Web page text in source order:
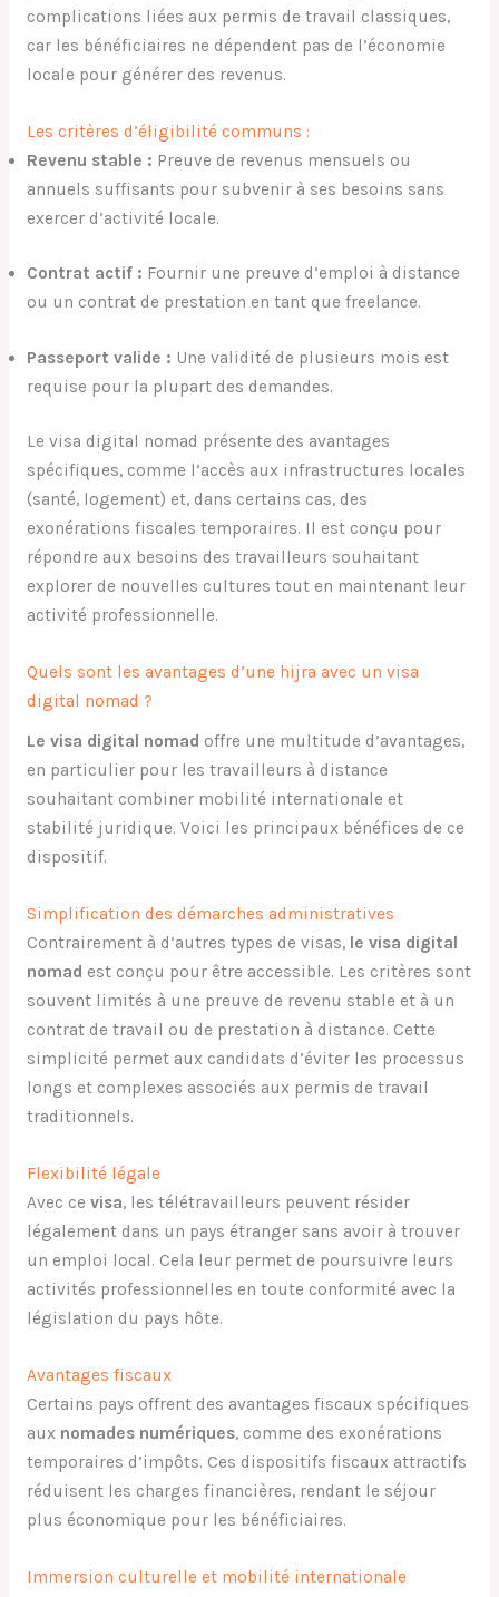
complications liées aux permis de travail classiques,
car les bénéficiaires ne dépendent pas de l’économie
locale pour générer des revenus.
Les critères d’éligibilité communs :
Revenu stable : Preuve de revenus mensuels ou
annuels suffisants pour subvenir à ses besoins sans
exercer d’activité locale.
Contrat actif : Fournir une preuve d’emploi à distance
ou un contrat de prestation en tant que freelance.
Passeport valide : Une validité de plusieurs mois est
requise pour la plupart des demandes.
Le visa digital nomad présente des avantages
spécifiques, comme l’accès aux infrastructures locales
(santé, logement) et, dans certains cas, des
exonérations fiscales temporaires. Il est conçu pour
répondre aux besoins des travailleurs souhaitant
explorer de nouvelles cultures tout en maintenant leur
activité professionnelle.
Quels sont les avantages d’une hijra avec un visa
digital nomad ?
Le visa digital nomad offre une multitude d’avantages,
en particulier pour les travailleurs à distance
souhaitant combiner mobilité internationale et
stabilité juridique. Voici les principaux bénéfices de ce
dispositif.
Simplification des démarches administratives
Contrairement à d’autres types de visas, le visa digital
nomad est conçu pour être accessible. Les critères sont
souvent limités à une preuve de revenu stable et à un
contrat de travail ou de prestation à distance. Cette
simplicité permet aux candidats d’éviter les processus
longs et complexes associés aux permis de travail
traditionnels.
Flexibilité légale
Avec ce visa, les télétravailleurs peuvent résider
légalement dans un pays étranger sans avoir à trouver
un emploi local. Cela leur permet de poursuivre leurs
activités professionnelles en toute conformité avec la
législation du pays hôte.
Avantages fiscaux
Certains pays offrent des avantages fiscaux spécifiques
aux nomades numériques, comme des exonérations
temporaires d’impôts. Ces dispositifs fiscaux attractifs
réduisent les charges financières, rendant le séjour
plus économique pour les bénéficiaires.
Immersion culturelle et mobilité internationale